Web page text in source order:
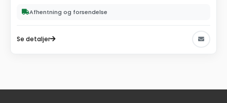
Afhentning og forsendelse
Se detaljer